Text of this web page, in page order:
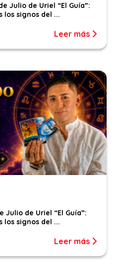
Julio de Uriel “El Guía”:
los signos del ...
Leer más
Julio de Uriel “El Guía”:
los signos del ...
Leer más